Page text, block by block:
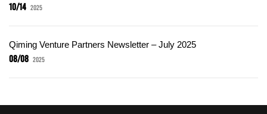
10/14 2025
Qiming Venture Partners Newsletter – July 2025
08/08 2025